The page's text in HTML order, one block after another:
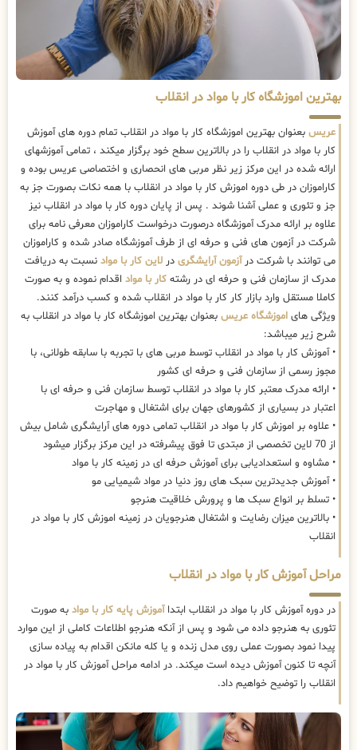
بهترین اموزشگاه کار با مواد در انقلاب
عریس بعنوان بهترین اموزشگاه کار با مواد در انقلاب تمام دوره های آموزش
کار با مواد در انقلاب را در بالاترین سطح خود برگزار میکند ، تمامی آموزشهای
ارائه شده در این مرکز زیر نظر مربی های انحصاری و اختصاصی عریس بوده و
کاراموزان در طی دوره اموزش کار با مواد در انقلاب با همه نکات بصورت جز به
جز و تئوری و عملی آشنا شوند . پس از پایان دوره کار با مواد در انقلاب نیز
علاوه بر ارائه مدرک آموزشگاه درصورت درخواست کاراموزان معرفی نامه برای
شرکت در آزمون های فنی و حرفه ای از طرف آموزشگاه صادر شده و کاراموزان
می توانند با شرکت درآزمون آرایشگری در لاین کار با مواد نسبت به دریافت
مدرک از سازمان فنی و حرفه ای در رشته کار با مواد اقدام نموده و به صورت
کاملا مستقل وارد بازار کار کار با مواد در انقلاب شده و کسب درآمد کنند.
ویژگی های اموزشگاه عریس بعنوان بهترین اموزشگاه کار با مواد در انقلاب به
شرح زیر میباشد:
• آموزش کار با مواد در انقلاب توسط مربی های با تجربه با سابقه طولانی، با
مجوز رسمی از سازمان فنی و حرفه ای کشور
• ارائه مدرک معتبر کار با مواد در انقلاب توسط سازمان فنی و حرفه ای با
اعتبار در بسیاری از کشورهای جهان برای اشتغال و مهاجرت
• علاوه بر اموزش کار با مواد در انقلاب تمامی دوره های آرایشگری شامل بیش
از 70 لاین تخصصی از مبتدی تا فوق پیشرفته در این مرکز برگزار میشود
• مشاوه و استعدادیابی برای آموزش حرفه ای در زمینه کار با مواد
• آموزش جدیدترین سبک های روز دنیا در مواد شیمیایی مو
• تسلط بر انواع سبک ها و پرورش خلاقیت هنرجو
• بالاترین میزان رضایت و اشتغال هنرجویان در زمینه اموزش کار با مواد در
انقلاب
مراحل آموزش کار با مواد در انقلاب
در دوره آموزش کار با مواد در انقلاب ابتداآموزش پایه کار با مواد به صورت
تئوری به هنرجو داده می شود و پس از آنکه هنرجو اطلاعات کاملی از این موارد
پیدا نمود بصورت عملی روی مدل زنده و یا کله مانکن اقدام به پیاده سازی
آنچه تا کنون آموزش دیده است میکند. در ادامه مراحل آموزش کار با مواد در
انقلاب را توضیح خواهیم داد.